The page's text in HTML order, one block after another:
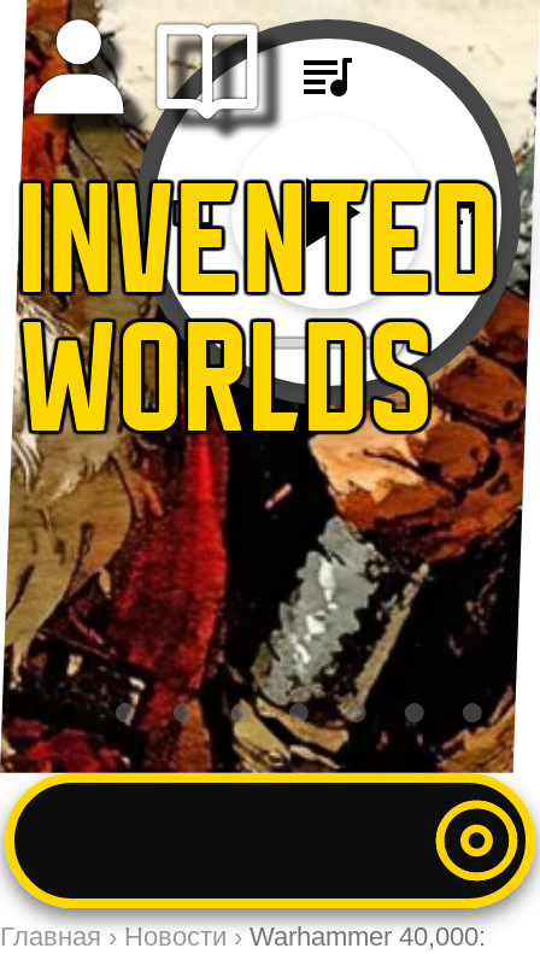
INVENTED
WORLDS
Главная›Новости›Warhammer 40,000: